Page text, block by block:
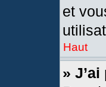
et
Haut
»